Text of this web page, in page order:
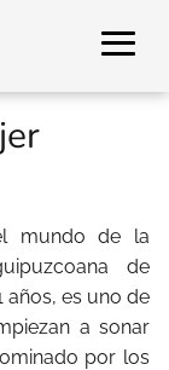
mundo de la
de
años, es uno de
a sonar
por los